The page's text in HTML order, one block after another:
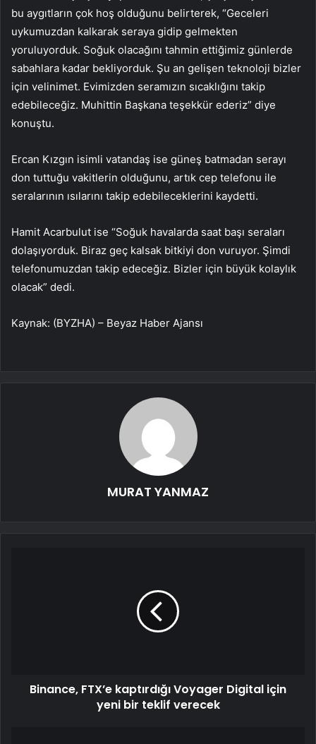
bu aygıtların çok hoş olduğunu belirterek, “Geceleri
uykumuzdan kalkarak seraya gidip gelmekten
yoruluyorduk. Soğuk olacağını tahmin ettiğimiz günlerde
sabahlara kadar bekliyorduk. Şu an gelişen teknoloji bizler
için velinimet. Evimizden seramızın sıcaklığını takip
edebileceğiz. Muhittin Başkana teşekkür ederiz” diye
konuştu.
Ercan Kızgın isimli vatandaş ise güneş batmadan serayı
don tuttuğu vakitlerin olduğunu, artık cep telefonu ile
seralarının ısılarını takip edebileceklerini kaydetti.
Hamit Acarbulut ise “Soğuk havalarda saat başı seraları
dolaşıyorduk. Biraz geç kalsak bitkiyi don vuruyor. Şimdi
telefonumuzdan takip edeceğiz. Bizler için büyük kolaylık
olacak” dedi.
Kaynak: (BYZHA) – Beyaz Haber Ajansı
MURAT YANMAZ
Binance, FTX’e kaptırdığı Voyager Digital için
yeni bir teklif verecek